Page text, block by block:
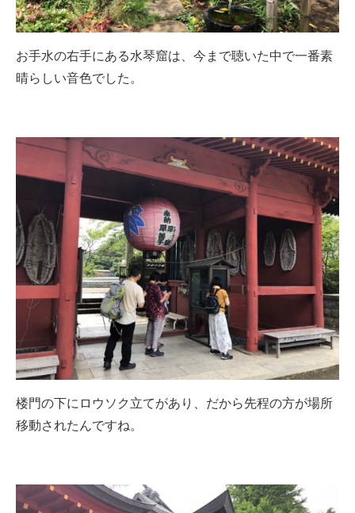
お手水の右手にある水琴窟は、今まで聴いた中で一番素
晴らしい音色でした。
楼門の下にロウソク立てがあり、だから先程の方が場所
移動されたんですね。